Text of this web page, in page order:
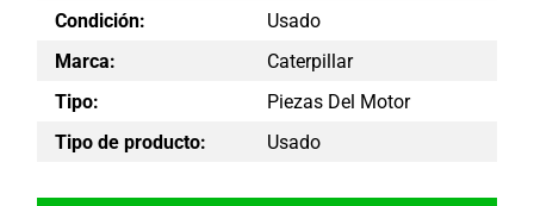
Condición:
Usado
Marca:
Caterpillar
Tipo:
Piezas Del Motor
Tipo de producto:
Usado